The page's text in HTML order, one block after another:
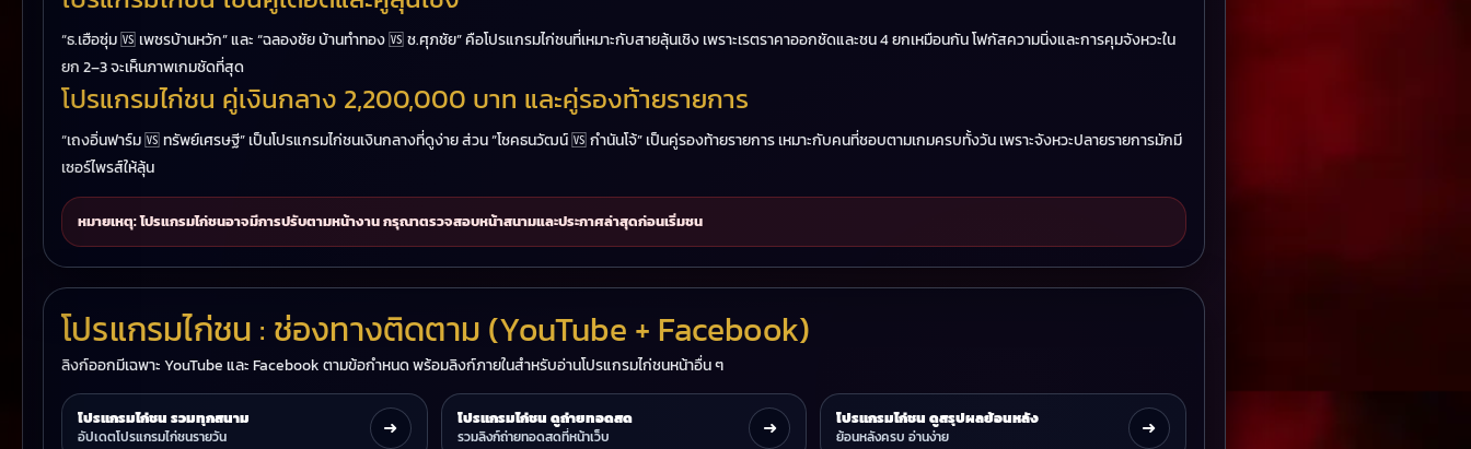
“ธ.เฮือซุ่ม 🆚 เพชรบ้านหวัก” และ “ฉลองชัย บ้านทำทอง 🆚 ช.ศุภชัย” คือโปรแกรมไก่ชนที่เหมาะกับสายลุ้นเชิง เพราะเรตราคาออกชัดและชน 4 ยกเหมือนกัน โฟกัสความนิ่งและการคุมจังหวะใน
ยก 2–3 จะเห็นภาพเกมชัดที่สุด
โปรแกรมไก่ชน คู่เงินกลาง 2,200,000 บาท และคู่รองท้ายรายการ
“เถงอิ่นฟาร์ม 🆚 ทรัพย์เศรษฐี” เป็นโปรแกรมไก่ชนเงินกลางที่ดูง่าย ส่วน “โชคธนวัฒน์ 🆚 กำนันโจ้” เป็นคู่รองท้ายรายการ เหมาะกับคนที่ชอบตามเกมครบทั้งวัน เพราะจังหวะปลายรายการมักมี
เซอร์ไพรส์ให้ลุ้น
หมายเหตุ: โปรแกรมไก่ชนอาจมีการปรับตามหน้างาน กรุณาตรวจสอบหน้าสนามและประกาศล่าสุดก่อนเริ่มชน
โปรแกรมไก่ชน : ช่องทางติดตาม (YouTube + Facebook)
ลิงก์ออกมีเฉพาะ YouTube และ Facebook ตามข้อกำหนด พร้อมลิงก์ภายในสำหรับอ่านโปรแกรมไก่ชนหน้าอื่น ๆ
โปรแกรมไก่ชน รวมทุกสนาม
อัปเดตโปรแกรมไก่ชนรายวัน ➜ โปรแกรมไก่ชน ดูถ่ายทอดสด
รวมลิงก์ถ่ายทอดสดที่หน้าเว็บ ➜ โปรแกรมไก่ชน ดูสรุปผลย้อนหลัง
ย้อนหลังครบ อ่านง่าย ➜